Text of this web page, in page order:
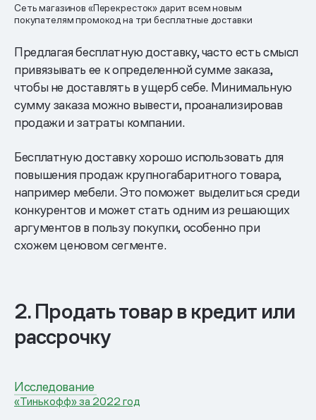
Сеть магазинов «Перекресток» дарит всем новым
покупателям промокод на три бесплатные доставки
Предлагая бесплатную доставку, часто есть смысл
привязывать ее к определенной сумме заказа,
чтобы не доставлять в ущерб себе. Минимальную
сумму заказа можно вывести, проанализировав
продажи и затраты компании.
Бесплатную доставку хорошо использовать для
повышения продаж крупногабаритного товара,
например мебели. Это поможет выделиться среди
конкурентов и может стать одним из решающих
аргументов в пользу покупки, особенно при
схожем ценовом сегменте.
2. Продать товар в кредит или
рассрочку
Исследование
«Тинькофф» за 2022 год